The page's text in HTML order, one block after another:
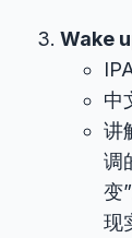
Wake
中
讲
调
变
现